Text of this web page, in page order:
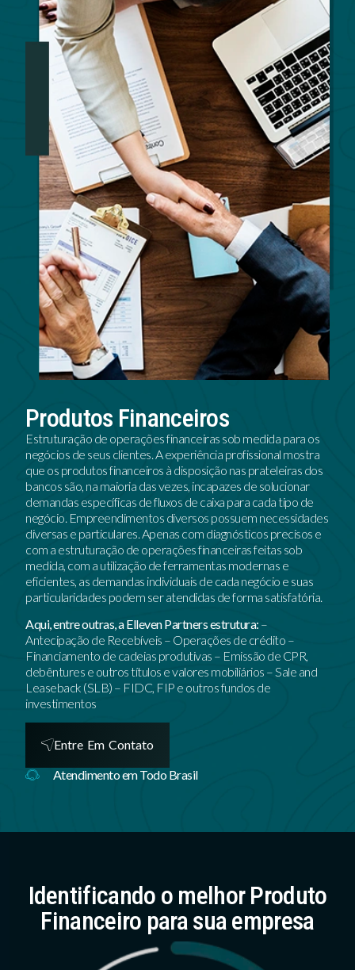
Produtos Financeiros
Estruturação de operações financeiras sob medida para os
negócios de seus clientes. A experiência profissional mostra
que os produtos financeiros à disposição nas prateleiras dos
bancos são, na maioria das vezes, incapazes de solucionar
demandas específicas de fluxos de caixa para cada tipo de
negócio. Empreendimentos diversos possuem necessidades
diversas e particulares. Apenas com diagnósticos precisos e
com a estruturação de operações financeiras feitas sob
medida, com a utilização de ferramentas modernas e
eficientes, as demandas individuais de cada negócio e suas
particularidades podem ser atendidas de forma satisfatória.
Aqui, entre outras, a Elleven Partners estrutura: –
Antecipação de Recebíveis – Operações de crédito –
Financiamento de cadeias produtivas – Emissão de CPR,
debêntures e outros títulos e valores mobiliários – Sale and
Leaseback (SLB) – FIDC, FIP e outros fundos de
investimentos
Entre Em Contato
Atendimento em Todo Brasil
Identificando o melhor Produto
Financeiro para sua empresa